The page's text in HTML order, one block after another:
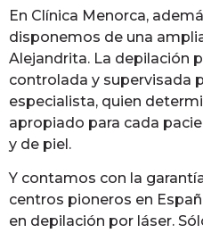
En Clínica Menorca,
disponemos de una
Alejandrita. La depilación
controlada y supervisada
especialista, quien
apropiado para cada
y de piel.
Y contamos con la
centros pioneros en
en depilación por láser.